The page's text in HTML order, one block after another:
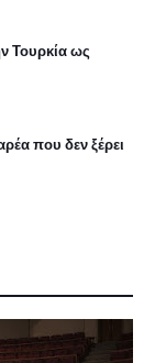
Τουρκία ως
που δεν ξέρει